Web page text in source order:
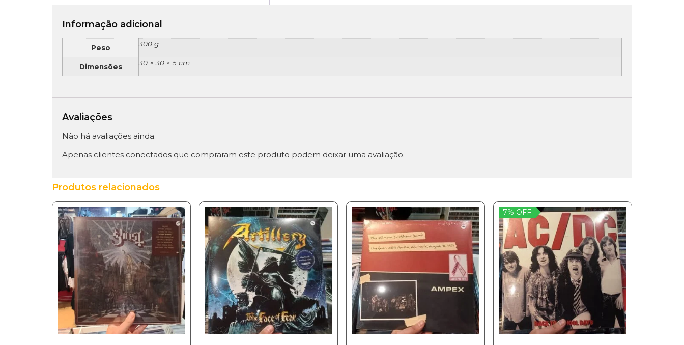
Informação adicional
Peso 300 g
Dimensões 30 × 30 × 5 cm
Avaliações
Não há avaliações ainda.
Apenas clientes conectados que compraram este produto podem deixar uma avaliação.
Produtos relacionados
7% OFF